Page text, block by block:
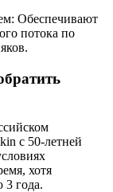
Обеспечивают
потока по
с 50-летней
хотя
3 года.